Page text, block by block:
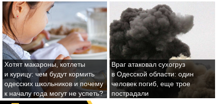
Хотят макароны, котлеты
и курицу: чем будут кормить
одесских школьников и почему
к началу года могут не успеть?
Враг атаковал сухогруз
в Одесской области: один
человек погиб, еще трое
пострадали